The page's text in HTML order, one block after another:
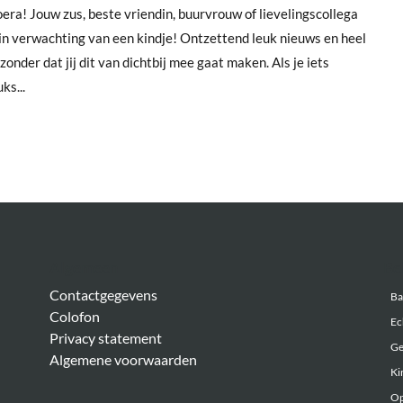
Jouw zus, beste vriendin, buurvrouw of lievelingscollega
verwachting van een kindje! Ontzettend leuk nieuws en heel
dat jij dit van dichtbij mee gaat maken. Als je iets
Contactgegevens
Colofon
Privacy statement
Algemene voorwaarden